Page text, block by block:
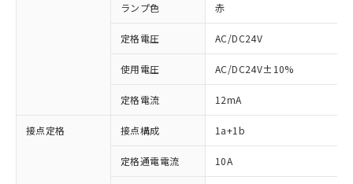
ランプ色 赤
定格電圧 AC/DC24V
使用電圧 AC/DC24V±10%
定格電流 12mA
接点定格 接点構成 1a+1b
定格通電電流 10A
※1 対応状況